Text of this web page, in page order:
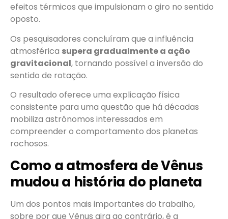
efeitos térmicos que impulsionam o giro no sentido
oposto.
Os pesquisadores concluíram que a influência
atmosférica supera gradualmente a ação
gravitacional, tornando possível a inversão do
sentido de rotação.
O resultado oferece uma explicação física
consistente para uma questão que há décadas
mobiliza astrônomos interessados em
compreender o comportamento dos planetas
rochosos.
Como a atmosfera de Vênus
mudou a história do planeta
Um dos pontos mais importantes do trabalho,
sobre por que Vênus gira ao contrário, é a